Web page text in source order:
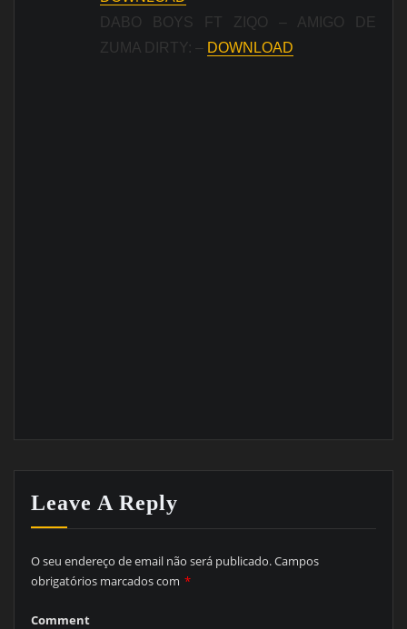
DABO BOYS FT ZIQO – AMIGO DE
ZUMA DIRTY: – DOWNLOAD
Leave A Reply
O seu endereço de email não será publicado.Campos
obrigatórios marcados com *
Comment